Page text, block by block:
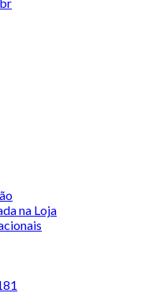
na Loja